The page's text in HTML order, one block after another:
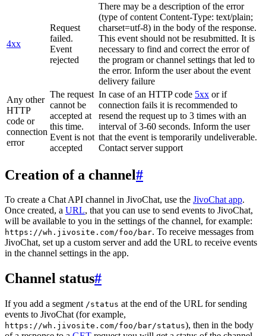
4xx
Request
failed.
Event
rejected
There may be a description of the error
(type of content Content-Type: text/plain;
charset=utf-8) in the body of the response.
This event should not be resubmitted. It is
necessary to find and correct the error of
the program or channel settings that led to
the error. Inform the user about the event
delivery failure
Any other
HTTP
code or
connection
error
The request
cannot be
accepted at
this time.
Event is not
accepted
In case of an HTTP code 5xx or if
connection fails it is recommended to
resend the request up to 3 times with an
interval of 3-60 seconds. Inform the user
that the event is temporarily undeliverable.
Contact server support
Creation of a channel#
To create a Chat API channel in JivoChat, use the JivoChat app.
Once created, a URL, that you can use to send events to JivoChat,
will be available to you in the settings of the channel, for example:
https://wh.jivosite.com/foo/bar. To receive messages from
JivoChat, set up a custom server and add the URL to receive events
in the channel settings in the app.
Channel status#
If you add a segment /status at the end of the URL for sending
events to JivoChat (for example,
https://wh.jivosite.com/foo/bar/status), then in the body